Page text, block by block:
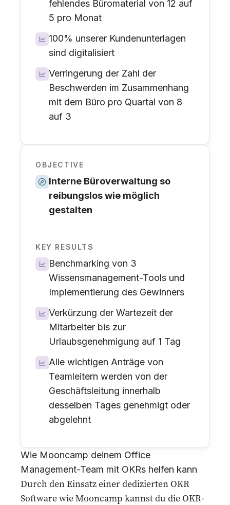
fehlendes Büromaterial von 12 auf
5 pro Monat
100% unserer Kundenunterlagen
sind digitalisiert
Verringerung der Zahl der
Beschwerden im Zusammenhang
mit dem Büro pro Quartal von 8
auf 3
OBJECTIVE
Interne Büroverwaltung so
reibungslos wie möglich
gestalten
KEY RESULTS
Benchmarking von 3
Wissensmanagement-Tools und
Implementierung des Gewinners
Verkürzung der Wartezeit der
Mitarbeiter bis zur
Urlaubsgenehmigung auf 1 Tag
Alle wichtigen Anträge von
Teamleitern werden von der
Geschäftsleitung innerhalb
desselben Tages genehmigt oder
abgelehnt
Wie Mooncamp deinem Office
Management-Team mit OKRs helfen kann
Durch den Einsatz einer dedizierten OKR
Softwarewie Mooncamp kannst du die OKR-